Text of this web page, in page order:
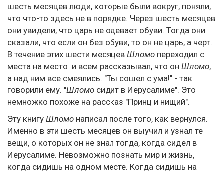
шесть месяцев люди, которые были вокруг, поняли,
что что-то здесь не в порядке. Через шесть месяцев
они увидели, что царь не одевает обуви. Тогда они
сказали, что если он без обуви, то он не царь, а черт.
В течение этих шести месяцев Шломо переходил с
места на место и всем рассказывал, что он Шломо,
а над ним все смеялись. "Ты сошел с ума!" - так
говорили ему. "Шломо сидит в Иерусалиме". Это
немножко похоже на рассказ "Принц и нищий".
Эту книгу Шломо написал после того, как вернулся.
Именно в эти шесть месяцев он выучил и узнал те
вещи, о которых он не знал тогда, когда сидел в
Иерусалиме. Невозможно познать мир и жизнь,
когда сидишь на одном месте. Когда сидишь на